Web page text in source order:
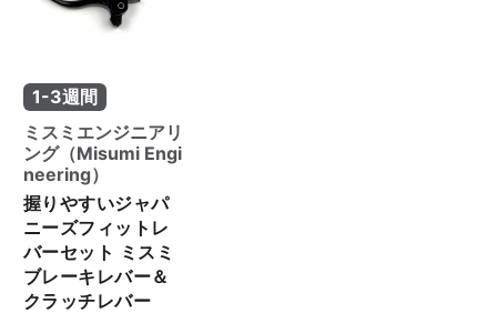
1-3週間
ミスミエンジニアリ
ング（Misumi Engi
neering）
握りやすいジャパ
ニーズフィットレ
バーセット ミスミ
ブレーキレバー＆
クラッチレバー